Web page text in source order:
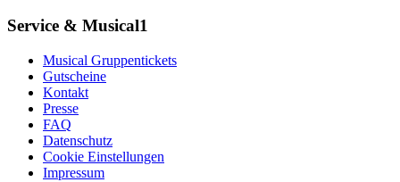
Service & Musical1
Musical Gruppentickets
Gutscheine
Kontakt
Presse
FAQ
Datenschutz
Cookie Einstellungen
Impressum